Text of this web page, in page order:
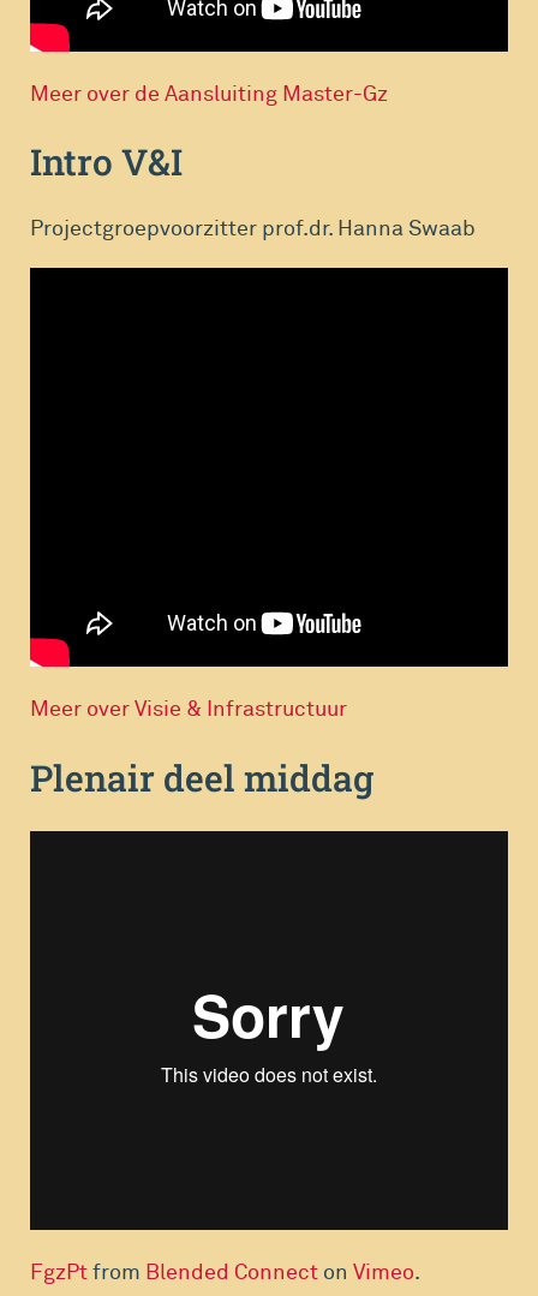
Meer over de Aansluiting Master-Gz
Intro V&I
Projectgroepvoorzitter prof.dr. Hanna Swaab
Meer over Visie & Infrastructuur
Plenair deel middag
FgzPtfrom Blended Connect on Vimeo.